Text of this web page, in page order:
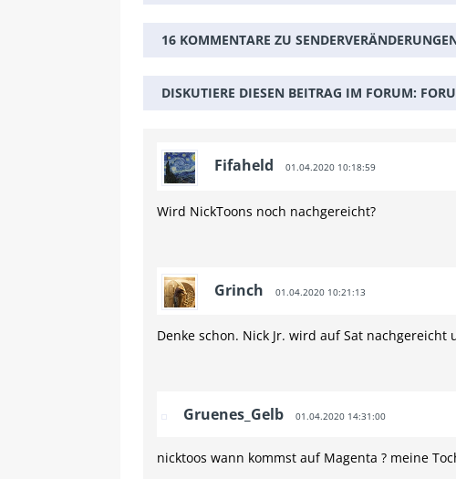
16 KOMMENTARE ZU
DISKUTIERE DIESEN BEITRAG IM FORUM:
Fifaheld 01.04.2020 10:18:59
Wird NickToons noch nachgereicht?
Grinch 01.04.2020 10:21:13
Denke schon. Nick Jr. wird auf Sat nachgereicht
Gruenes_Gelb 01.04.2020 14:31:00
nicktoos wann kommst auf Magenta ? meine